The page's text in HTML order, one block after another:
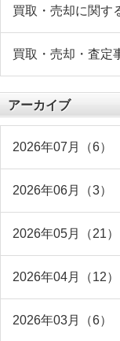
買取・売却に関す
買取・売却・査定
アーカイブ
2026年07月（6）
2026年06月（3）
2026年05月（21）
2026年04月（12）
2026年03月（6）